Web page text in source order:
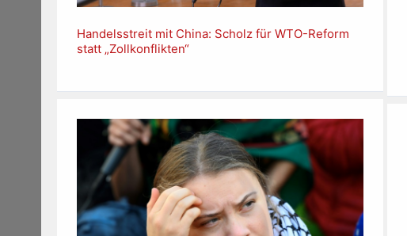
Handelsstreit mit China: Scholz für WTO-Reform
statt „Zollkonflikten“